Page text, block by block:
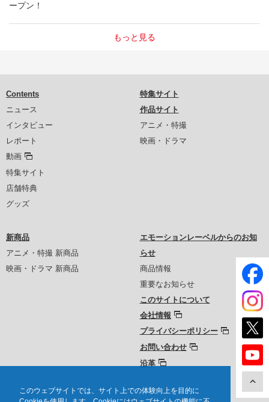
このウェブサイトでは、サイト上での体験向上を目的に
ープン！
もっと見る
Contents
ニュース
インタビュー
レポート
動画
特集サイト
店舗特典
グッズ
特集サイト
作品サイト
アニメ・特撮
映画・ドラマ
新商品
アニメ・特撮 新商品
映画・ドラマ 新商品
エモーションレーベルからのお知
らせ
商品情報
重要なお知らせ
このサイトについて
会社情報
プライバシーポリシー
お問い合わせ
沿革